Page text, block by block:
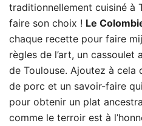
traditionnellement cuisiné à
faire son choix ! Le
chaque recette pour faire
règles de l’art, un cassoulet
de Toulouse. Ajoutez à cela
de porc et un savoir-faire
pour obtenir un plat
comme le terroir est à